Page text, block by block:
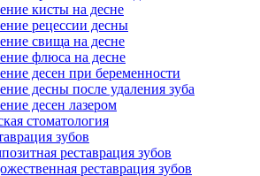
кисты на десне
рецессии десны
свища на десне
флюса на десне
десен при беременности
десны после удаления зуба
десен лазером
стоматология
зубов
реставрация зубов
реставрация зубов